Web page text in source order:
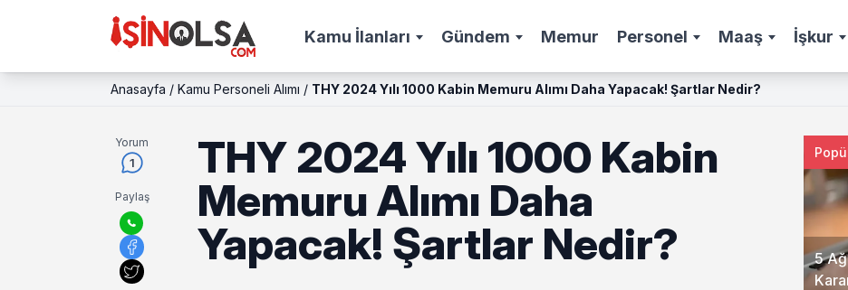
Kamu İlanları Gündem Memur Personel Maaş İşkur
Anasayfa / Kamu Personeli Alımı / THY 2024 Yılı 1000 Kabin Memuru Alımı Daha Yapacak! Şartlar Nedir?
Yorum
1
Paylaş
THY 2024 Yılı 1000 Kabin
Memuru Alımı Daha
Yapacak! Şartlar Nedir?
5